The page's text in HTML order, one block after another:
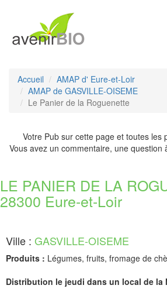
Accueil
AMAP d' Eure-et-Loir
AMAP de GASVILLE-OISEME
Le Panier de la Roguenette
Votre Pub sur cette page et toutes les
Vous avez un commentaire, une question
LE PANIER DE LA
28300 Eure-et-Loir
Ville : GASVILLE-OISEME
Produits : Légumes, fruits, fromage de
Distribution le jeudi dans un local de la